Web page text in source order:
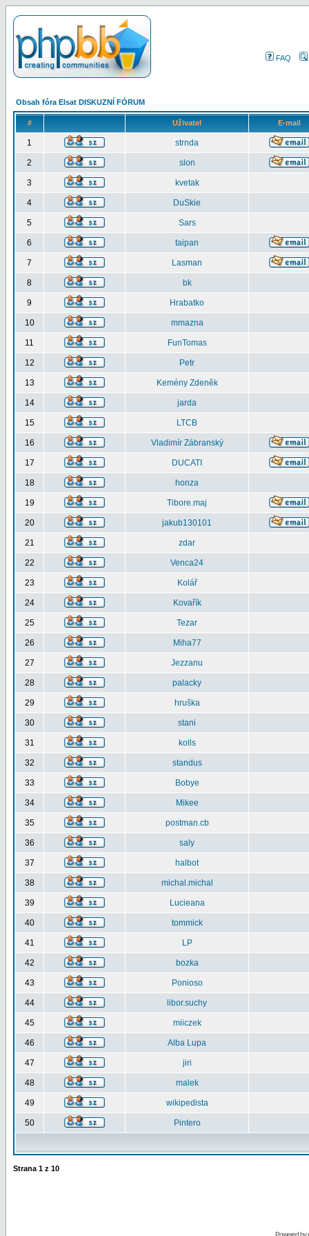
FAQ
Obsah fóra Elsat DISKUZNÍ FÓRUM
# Uživatel E-mail
1 strnda
2 slon
3 kvetak
4 DuSkie
5 Sars
6 taipan
7 Lasman
8 bk
9 Hrabatko
10 mmazna
11 FunTomas
12 Petr
13 Kemény Zdeněk
14 jarda
15 LTCB
16 Vladimír Zábranský
17 DUCATI
18 honza
19 Tibore.maj
20 jakub130101
21 zdar
22 Venca24
23 Kolář
24 Kovařík
25 Tezar
26 Miha77
27 Jezzanu
28 palacky
29 hruška
30 stani
31 kolls
32 standus
33 Bobye
34 Mikee
35 postman.cb
36 saly
37 halbot
38 michal.michal
39 Lucieana
40 tommick
41 LP
42 bozka
43 Ponioso
44 libor.suchy
45 miiczek
46 Alba Lupa
47 jiri
48 malek
49 wikipedista
50 Pintero
Strana 1 z 10
Powered by